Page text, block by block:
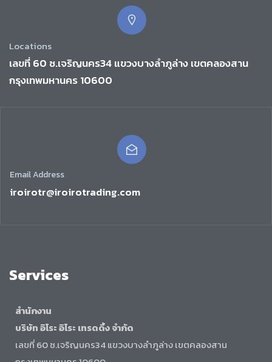
Locations
เลขที่ 60 ซ.เจริญนคร34 แขวงบางลำภูล่าง เขตคลองสาน
กรุงเทพมหานคร 10600
Email Address
iroirotr@iroirotrading.com
Services
สำนักงาน
บริษัท อิโระ อิโระ เทรดดิ้ง จำกัด
เลขที่ 60 ซ.เจริญนคร34 แขวงบางลำภูล่าง เขตคลองสาน